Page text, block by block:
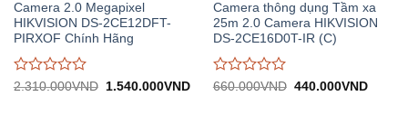
Camera 2.0 Megapixel
HIKVISION DS-2CE12DFT-
PIRXOF Chính Hãng
Được
2.310.000VND
Giá
1.540.000VNDGiá
Camera thông dụng Tầm xa
25m 2.0 Camera HIKVISION
DS-2CE16D0T-IR (C)
Được
660.000VND Giá
440.000VNDGiá